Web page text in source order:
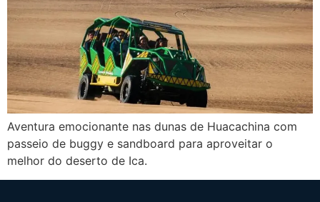
Aventura emocionante nas dunas de Huacachina com
passeio de buggy e sandboard para aproveitar o
melhor do deserto de Ica.